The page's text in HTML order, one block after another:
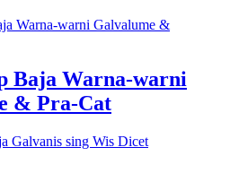
Baja Warna-warni
& Pra-Cat